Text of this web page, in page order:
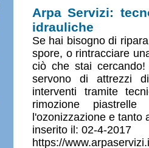
Arpa Servizi:
idrauliche
Se hai bisogno di
spore, o rintracciare
ciò che stai
servono di attrezzi
interventi tramite
rimozione
l'ozonizzazione e tanto
inserito il: 02-4-2017
https://